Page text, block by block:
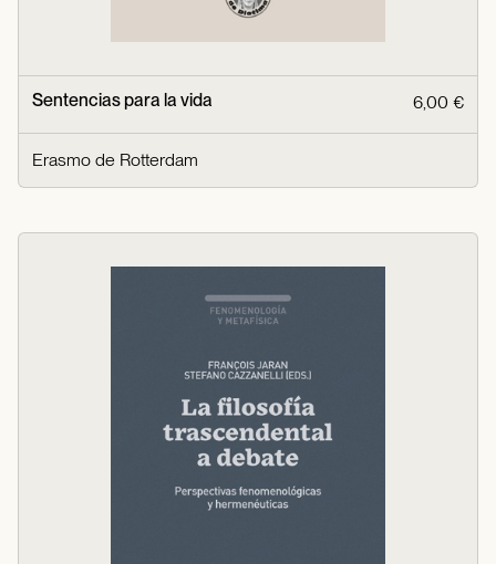
Sentencias para la vida 6,00 €
Erasmo de Rotterdam